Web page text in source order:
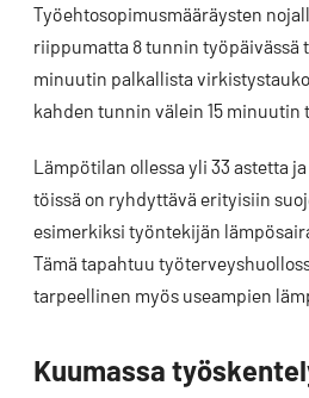
Työehtosopimusmääräysten
riippumatta 8 tunnin työpäivässä
minuutin palkallista
kahden tunnin välein 15 minuutin
Lämpötilan ollessa yli 33 astetta
töissä on ryhdyttävä erityisiin
esimerkiksi työntekijän
Tämä tapahtuu
tarpeellinen myös useampien
Kuumassa